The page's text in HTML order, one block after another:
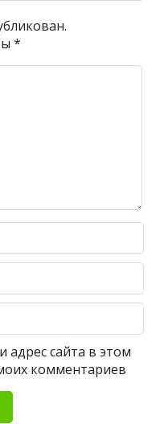
*
адрес сайта в этом
комментариев